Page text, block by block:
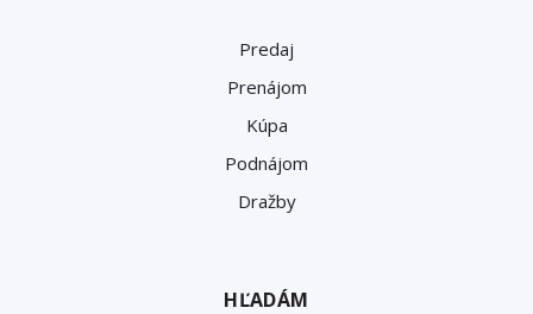
Predaj
Prenájom
Kúpa
Podnájom
Dražby
HĽADÁM